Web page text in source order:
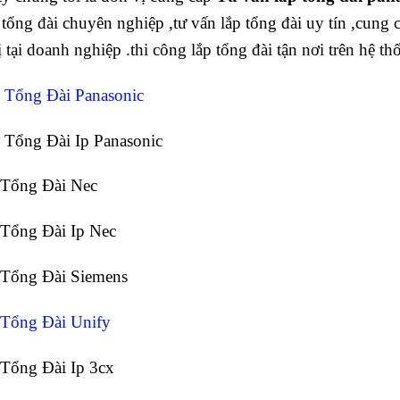
đài chuyên nghiệp ,tư vấn lắp tổng đài uy tín ,cung
tại doanh nghiệp .thi công lắp tổng đài tận nơi trên hệ
Tổng Đài Panasonic
Đài Ip Panasonic
Đài Nec
Đài Ip Nec
Đài Siemens
Đài Unify
Đài Ip 3cx